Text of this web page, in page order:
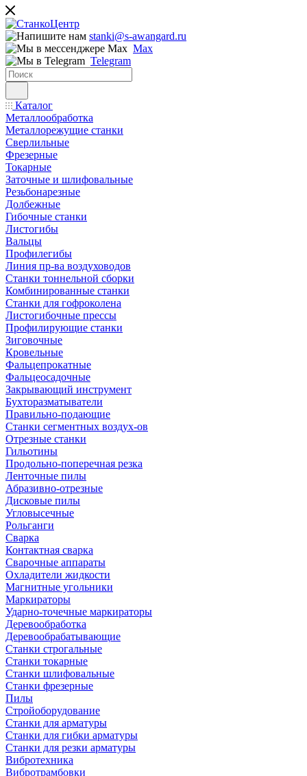
stanki@s-awangard.ru
Max
Telegram
Каталог
Металлообработка
Металлорежущие станки
Сверлильные
Фрезерные
Токарные
Заточные и шлифовальные
Резьбонарезные
Долбежные
Гибочные станки
Листогибы
Вальцы
Профилегибы
Линия пр-ва воздуховодов
Станки тоннельной сборки
Комбинированные станки
Станки для гофроколена
Листогибочные прессы
Профилирующие станки
Зиговочные
Кровельные
Фальцепрокатные
Фальцеосадочные
Закрывающий инструмент
Бухторазматыватели
Правильно-подающие
Станки сегментных воздух-ов
Отрезные станки
Гильотины
Продольно-поперечная резка
Ленточные пилы
Абразивно-отрезные
Дисковые пилы
Угловысечные
Рольганги
Сварка
Контактная сварка
Сварочные аппараты
Охладители жидкости
Магнитные угольники
Маркираторы
Ударно-точечные маркираторы
Деревообработка
Деревообрабатывающие
Станки строгальные
Станки токарные
Станки шлифовальные
Станки фрезерные
Пилы
Стройоборудование
Станки для арматуры
Станки для гибки арматуры
Станки для резки арматуры
Вибротехника
Вибротрамбовки